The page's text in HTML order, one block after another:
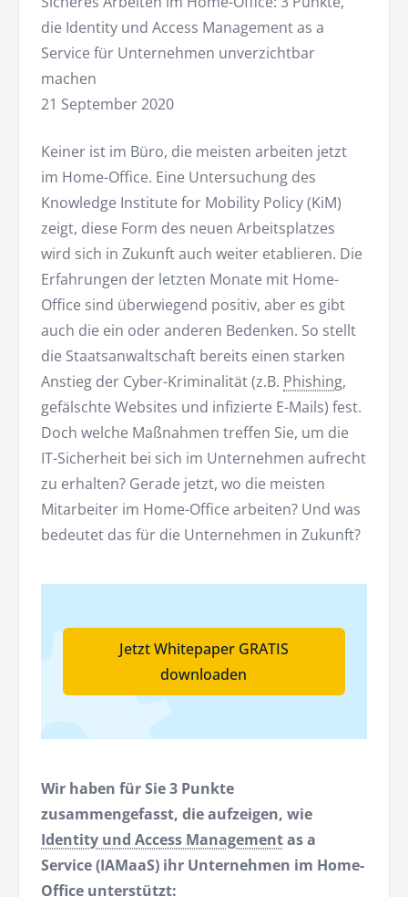
die Identity und Access Management as a
Service für Unternehmen unverzichtbar
machen
21 September 2020
Keiner ist im Büro, die meisten arbeiten jetzt
im Home-Office. Eine Untersuchung des
Knowledge Institute for Mobility Policy (KiM)
zeigt, diese Form des neuen Arbeitsplatzes
wird sich in Zukunft auch weiter etablieren. Die
Erfahrungen der letzten Monate mit Home-
Office sind überwiegend positiv, aber es gibt
auch die ein oder anderen Bedenken. So stellt
die Staatsanwaltschaft bereits einen starken
Anstieg der Cyber-Kriminalität (z.B. Phishing,
gefälschte Websites und infizierte E-Mails) fest.
Doch welche Maßnahmen treffen Sie, um die
IT-Sicherheit bei sich im Unternehmen aufrecht
zu erhalten? Gerade jetzt, wo die meisten
Mitarbeiter im Home-Office arbeiten? Und was
bedeutet das für die Unternehmen in Zukunft?
Jetzt Whitepaper GRATIS
downloaden
Wir haben für Sie 3 Punkte
zusammengefasst, die aufzeigen, wie
Identity und Access Managementas a
Service (IAMaaS) ihr Unternehmen im Home-
Office unterstützt: